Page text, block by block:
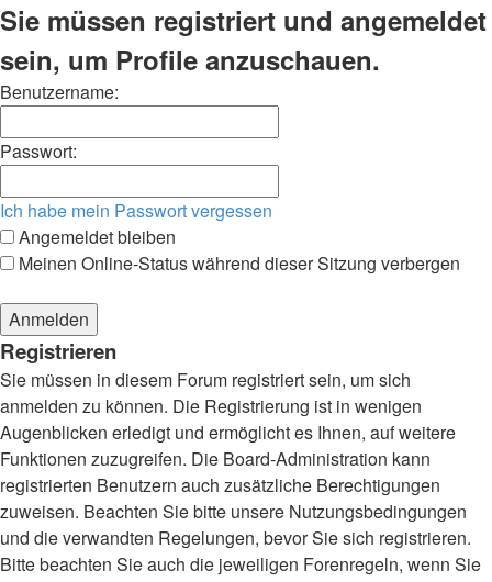
Sie müssen registriert und angemeldet
sein, um Profile anzuschauen.
Benutzername:
Passwort:
Ich habe mein Passwort vergessen
Angemeldet bleiben
Meinen Online-Status während dieser Sitzung verbergen
Registrieren
Sie müssen in diesem Forum registriert sein, um sich
anmelden zu können. Die Registrierung ist in wenigen
Augenblicken erledigt und ermöglicht es Ihnen, auf weitere
Funktionen zuzugreifen. Die Board-Administration kann
registrierten Benutzern auch zusätzliche Berechtigungen
zuweisen. Beachten Sie bitte unsere Nutzungsbedingungen
und die verwandten Regelungen, bevor Sie sich registrieren.
Bitte beachten Sie auch die jeweiligen Forenregeln, wenn Sie